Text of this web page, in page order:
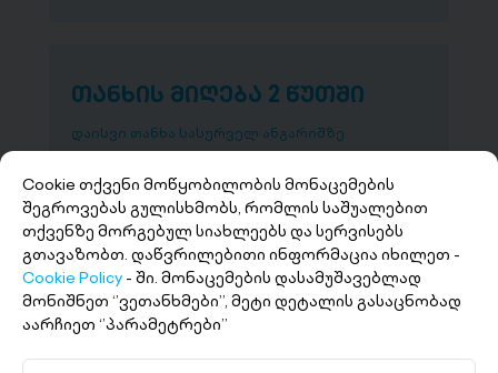
თანხის მიღება 2 წუთში
დაისვი თანხა სასურველ ანგარიშზე
Cookie თქვენი მოწყობილობის მონაცემების
შეგროვებას გულისხმობს, რომლის საშუალებით
თქვენზე მორგებულ სიახლეებს და სერვისებს
გთავაზობთ. დაწვრილებითი ინფორმაცია იხილეთ -
Cookie Policy - ში. მონაცემების დასამუშავებლად
მონიშნეთ ‘’ვეთანხმები’’, მეტი დეტალის გასაცნობად
აარჩიეთ ‘’პარამეტრები’’